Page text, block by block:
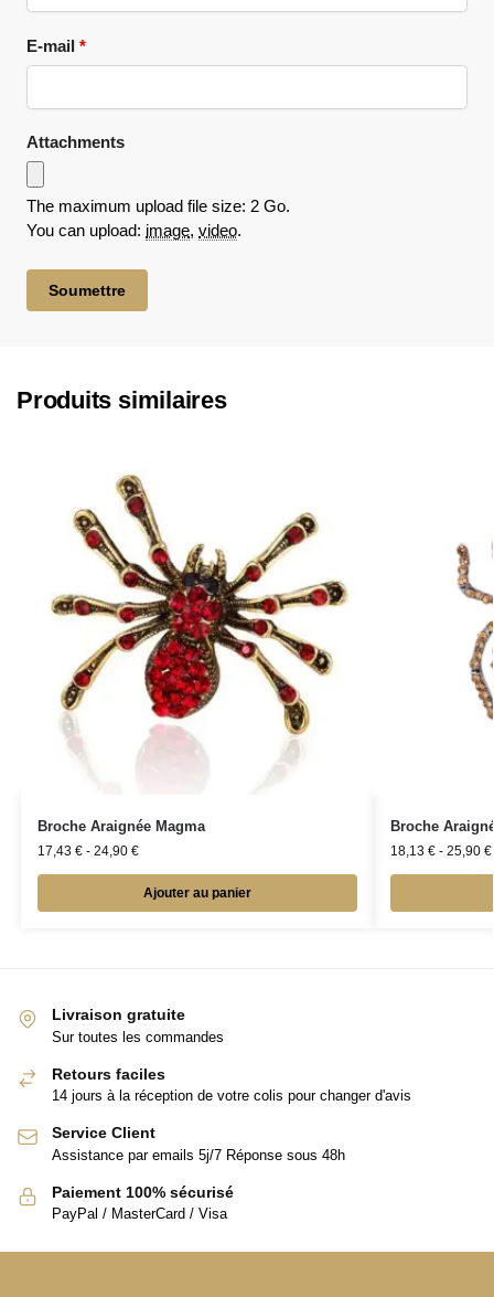
E-mail *
Attachments
The maximum upload file size: 2 Go.
You can upload: image, video.
Produits similaires
Broche Araignée Magma
17,43 €- 24,90 €
Ajouter au panier
Broche
18,13 €- 25,90 €
Livraison gratuite
Sur toutes les commandes
Retours faciles
14 jours à la réception de votre colis pour changer d'avis
Service Client
Assistance par emails 5j/7 Réponse sous 48h
Paiement 100% sécurisé
PayPal / MasterCard / Visa